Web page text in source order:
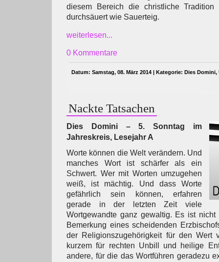
diesem Bereich die christliche
durchsäuert wie Sauerteig.
weiterlesen...
0 Kommentare
Datum: Samstag, 08. März 2014 | Kategorie: Dies Domini,
Nackte Tatsachen
Dies Domini – 5. Sonntag im
Jahreskreis, Lesejahr A
Worte können die Welt verändern. Und
manches Wort ist schärfer als ein
Schwert. Wer mit Worten umzugehen
weiß, ist mächtig. Und dass Worte
gefährlich sein können, erfahren
gerade in der letzten Zeit viele
Wortgewandte ganz gewaltig. Es ist
Bemerkung eines scheidenden
der Religionszugehörigkeit für den Wert
kurzem für rechten Unbill und heilige
andere, für die das Wortführen geradezu